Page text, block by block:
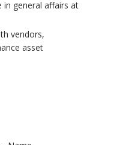
in general affairs at
vendors,
asset